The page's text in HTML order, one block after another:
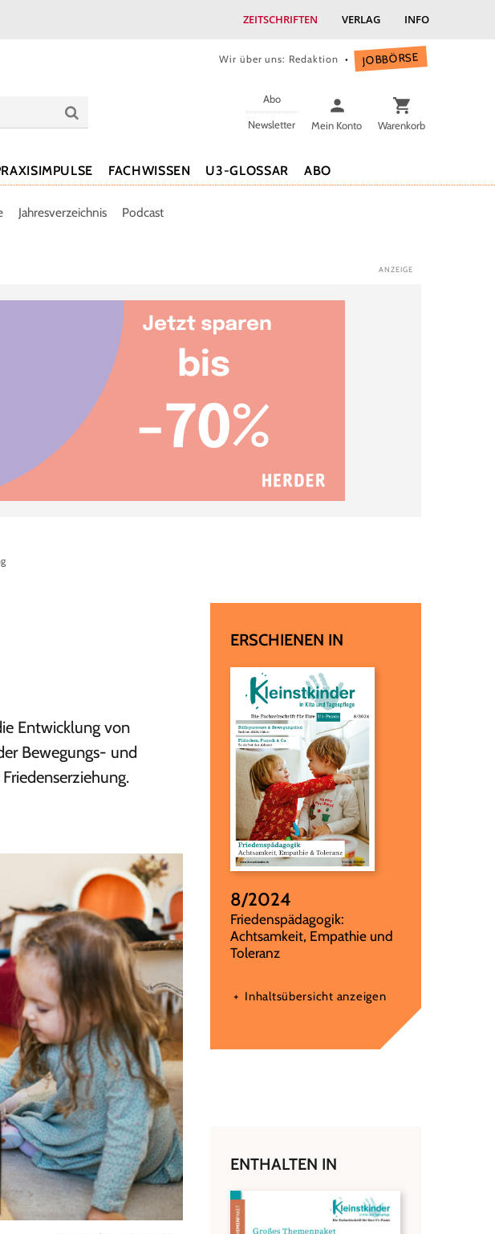
ZEITSCHRIFTEN VERLAG INFO
Wir über uns: Redaktion JOBBÖRSE
Abo
Newsletter
Mein Konto Warenkorb
FACHWISSEN U3-GLOSSAR ABO
Jahresverzeichnis Podcast
Entwicklung von
Bewegungs- und
ERSCHIENEN IN
8/2024
:
Friedenspädagogik:
Achtsamkeit, Empathie und
Toleranz
Inhaltsübersicht anzeigen
ENTHALTEN IN